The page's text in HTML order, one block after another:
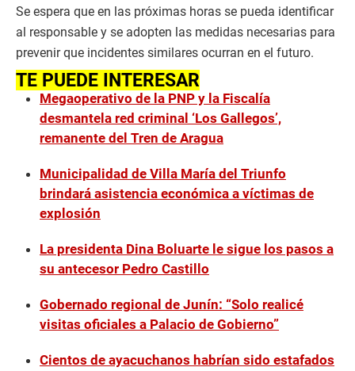
Se espera que en las próximas horas se pueda identificar
al responsable y se adopten las medidas necesarias para
prevenir que incidentes similares ocurran en el futuro.
TE PUEDE INTERESAR
Megaoperativo de la PNP y la Fiscalía
desmantela red criminal ‘Los Gallegos’,
remanente del Tren de Aragua
Municipalidad de Villa María del Triunfo
brindará asistencia económica a víctimas de
explosión
La presidenta Dina Boluarte le sigue los pasos a
su antecesor Pedro Castillo
Gobernado regional de Junín: “Solo realicé
visitas oficiales a Palacio de Gobierno”
Cientos de ayacuchanos habrían sido estafados